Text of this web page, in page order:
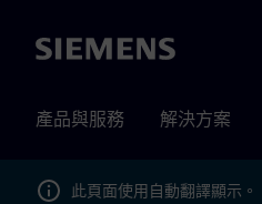
Siemens
產品與服務 解決方案
此頁面使用自動翻譯顯示。